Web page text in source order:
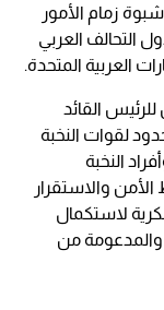
زمام الأمور
التحالف العربي
العربية المتحدة.
القائد
لقوات النخبة
النخبة
والاستقرار
لاستكمال
والمدعومة من